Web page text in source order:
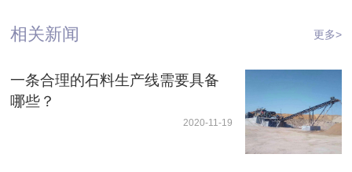
相关新闻 更多>
一条合理的石料生产线需要具备
哪些？
2020-11-19